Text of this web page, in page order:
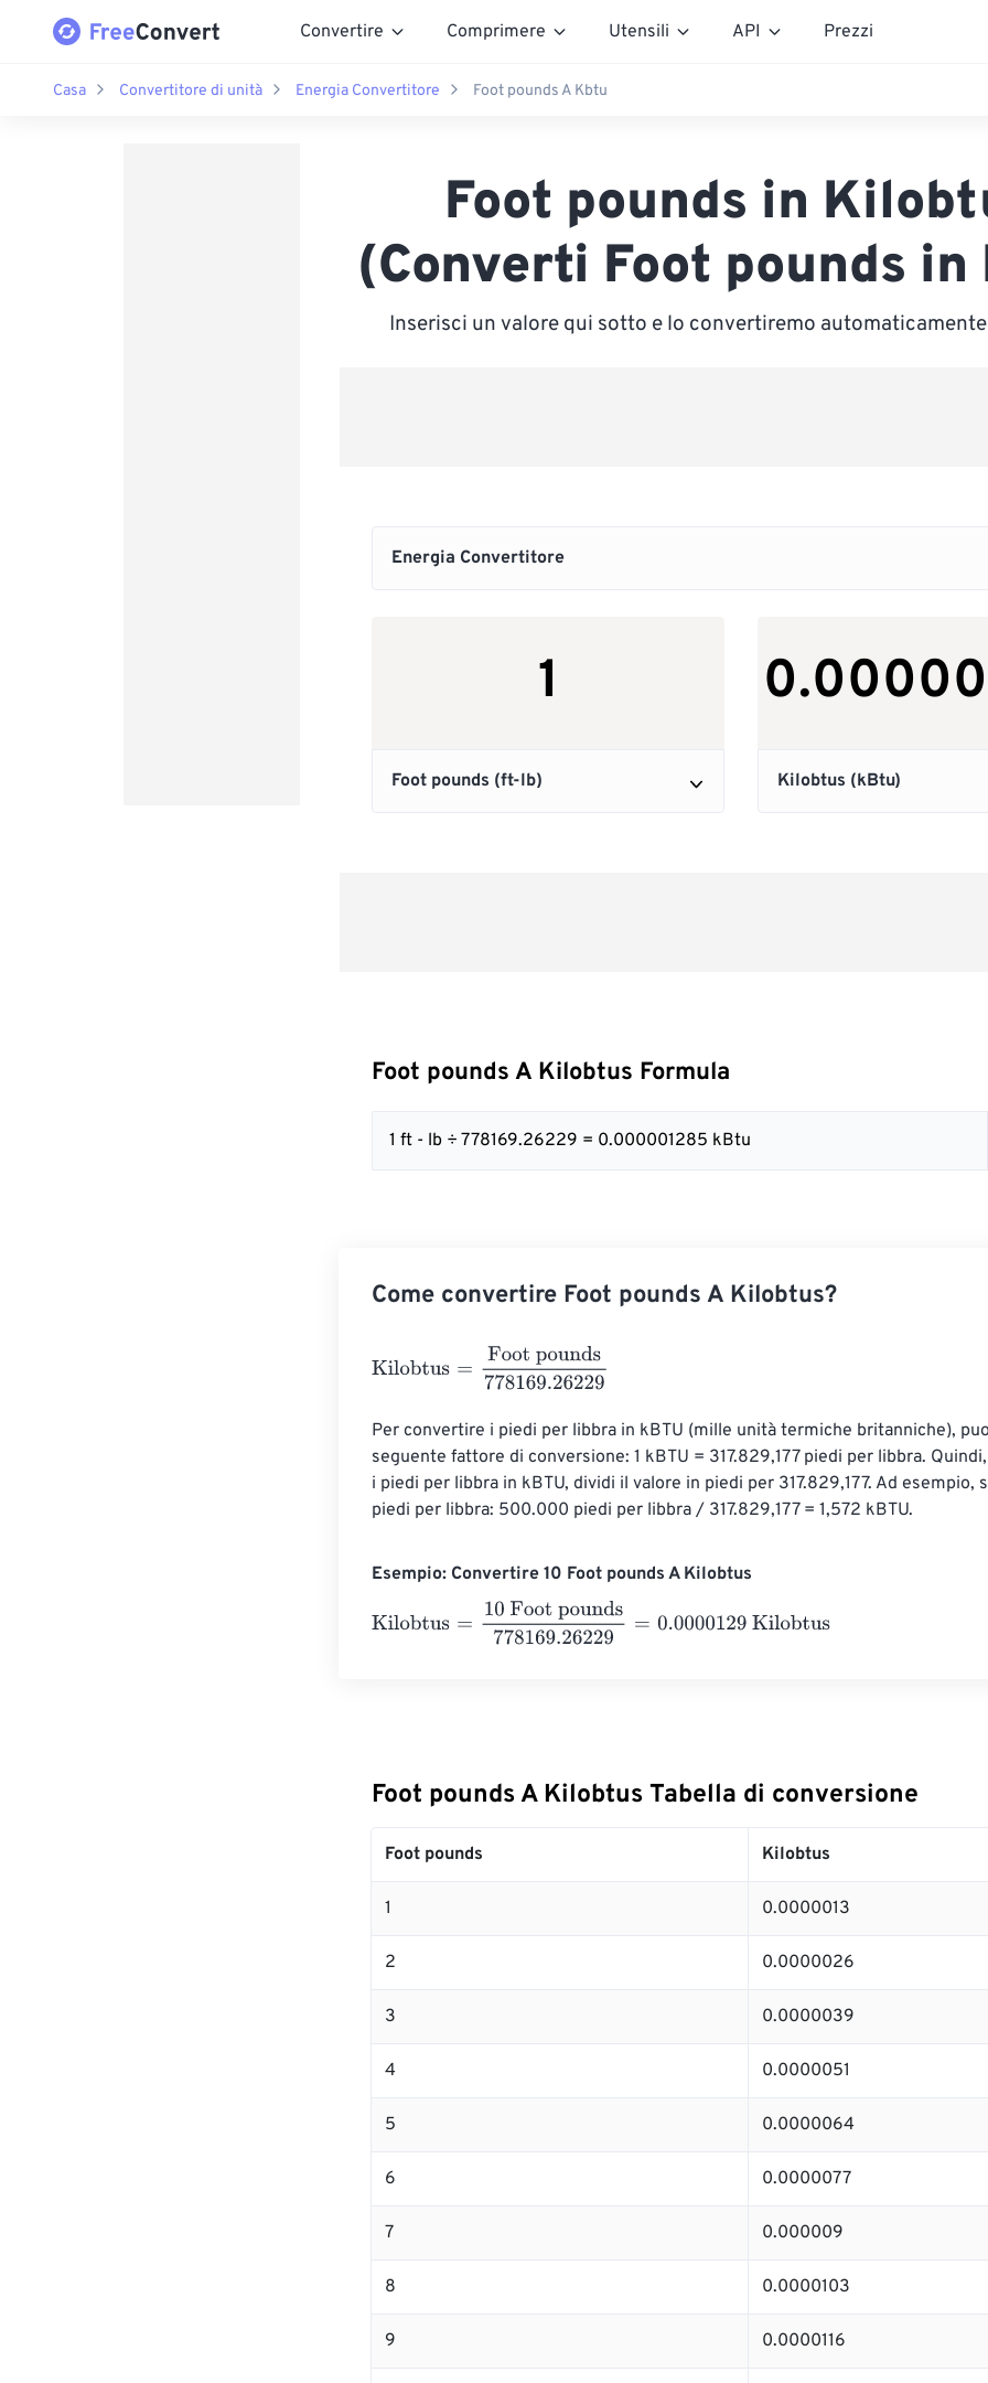
Convertire Comprimere Utensili API Prezzi
Casa Convertitore di unità Energia Convertitore Foot pounds A Kbtu
Foot pounds in
(Converti Foot pounds
Inserisci un valore qui sotto e lo convertiremo
Foot pounds A Kilobtus Formula
1 ft - lb ÷ 778169.26229 = 0.000001285 kBtu
Come convertire Foot pounds A Kilobtus?
Kilobtus Foot pounds778169.26229
Per convertire i piedi per libbra in kBTU (mille unità termiche britanniche),
seguente fattore di conversione: 1 kBTU = 317.829,177 piedi per libbra.
i piedi per libbra in kBTU, dividi il valore in piedi per 317.829,177. Ad esempio,
piedi per libbra: 500.000 piedi per libbra / 317.829,177 = 1,572 kBTU.
Esempio: Convertire 10 Foot pounds A Kilobtus
Kilobtus
10 Foot pounds778169.26229= 0.0000129 Kilobtus
Foot pounds A Kilobtus Tabella di conversione
Foot pounds Kilobtus
1 0.0000013
2 0.0000026
3 0.0000039
4 0.0000051
5 0.0000064
6 0.0000077
7 0.000009
8 0.0000103
9 0.0000116